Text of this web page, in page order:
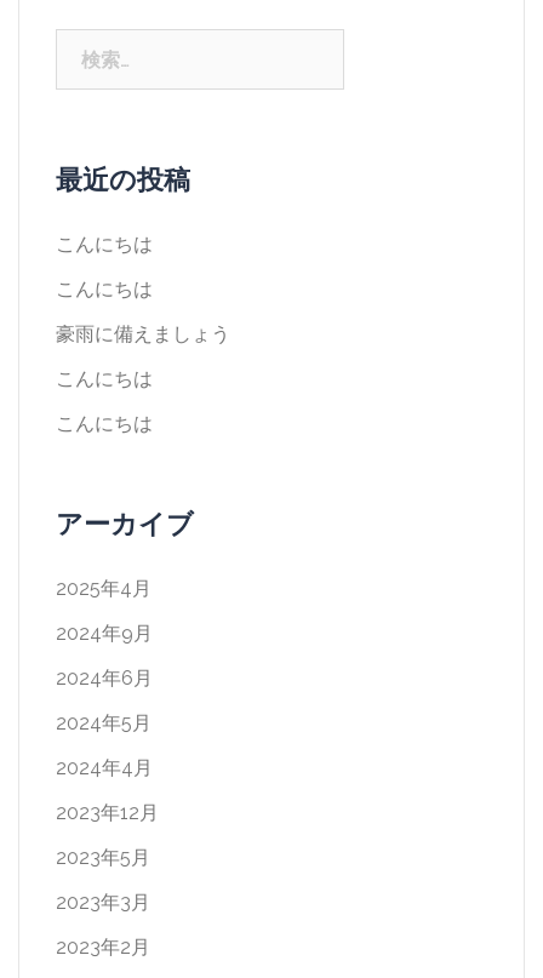
最近の投稿
こんにちは
こんにちは
豪雨に備えましょう
こんにちは
こんにちは
アーカイブ
2025年4月
2024年9月
2024年6月
2024年5月
2024年4月
2023年12月
2023年5月
2023年3月
2023年2月